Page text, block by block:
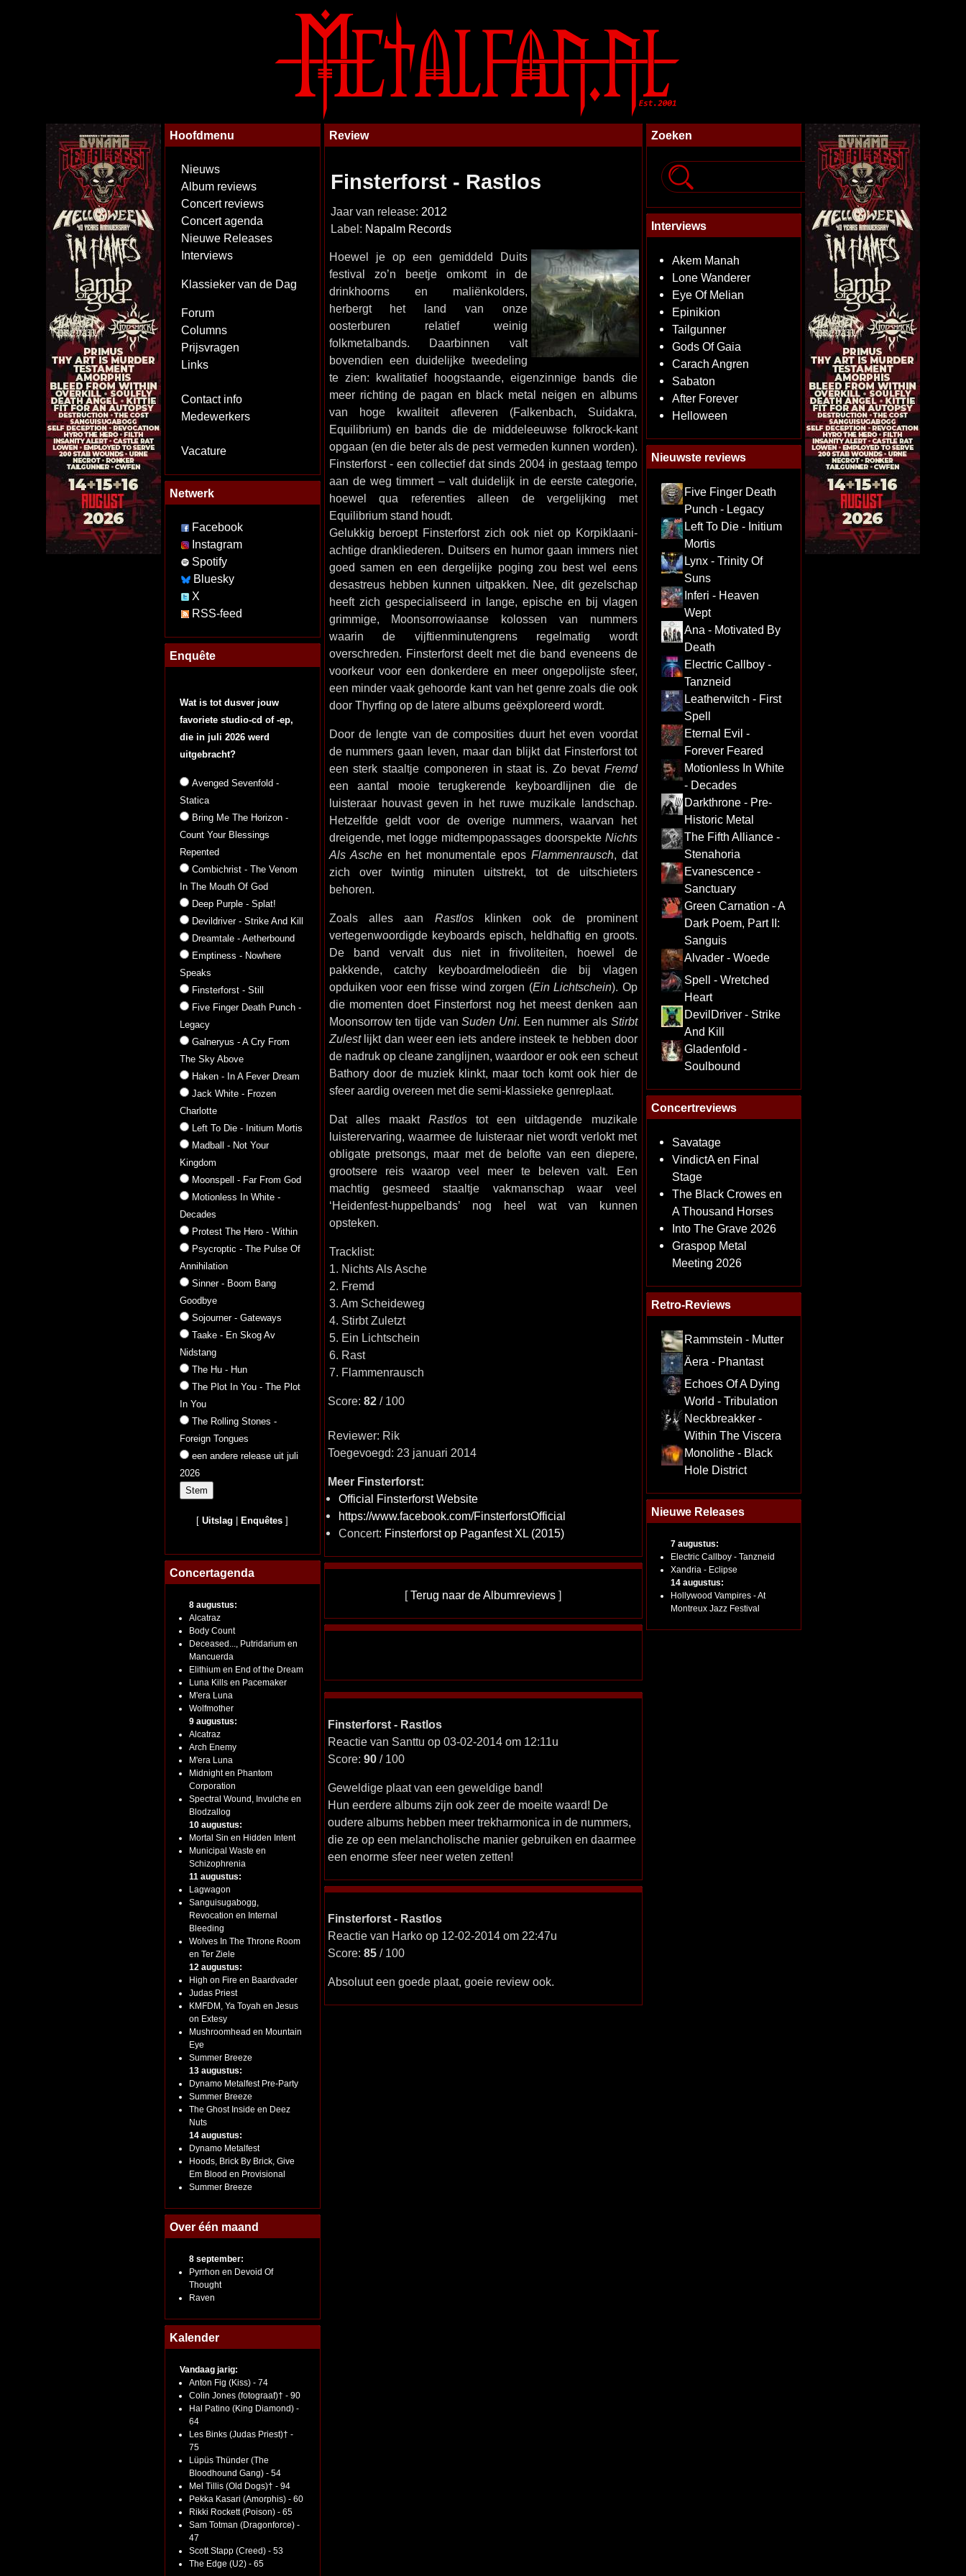
Hoofdmenu
Nieuws
Album reviews
Concert reviews
Concert agenda
Nieuwe Releases
Interviews
Klassieker van de Dag
Forum
Columns
Prijsvragen
Links
Contact info
Medewerkers
Vacature
Netwerk
Facebook
Instagram
Spotify
Bluesky
X
RSS-feed
Enquête
Wat is tot dusver jouw
favoriete studio-cd of -ep,
die in juli 2026 werd
uitgebracht?
Avenged Sevenfold -
Statica
Bring Me The Horizon -
Count Your Blessings
Repented
Combichrist - The Venom
In The Mouth Of God
Deep Purple - Splat!
Devildriver - Strike And Kill
Dreamtale - Aetherbound
Emptiness - Nowhere
Speaks
Finsterforst - Still
Five Finger Death Punch -
Legacy
Galneryus - A Cry From
The Sky Above
Haken - In A Fever Dream
Jack White - Frozen
Charlotte
Left To Die - Initium Mortis
Madball - Not Your
Kingdom
Moonspell - Far From God
Motionless In White -
Decades
Protest The Hero - Within
Psycroptic - The Pulse Of
Annihilation
Sinner - Boom Bang
Goodbye
Sojourner - Gateways
Taake - En Skog Av
Nidstang
The Hu - Hun
The Plot In You - The Plot
In You
The Rolling Stones -
Foreign Tongues
een andere release uit juli
2026
[Uitslag Enquêtes ]
Concertagenda
8 augustus:
Alcatraz
Body Count
Deceased..., Putridarium en
Mancuerda
Elithium en End of the Dream
Luna Kills en Pacemaker
M'era Luna
Wolfmother
9 augustus:
Alcatraz
Arch Enemy
M'era Luna
Midnight en Phantom
Corporation
Spectral Wound, Invulche en
Blodzallog
10 augustus:
Mortal Sin en Hidden Intent
Municipal Waste en
Schizophrenia
11 augustus:
Lagwagon
Sanguisugabogg,
Revocation en Internal
Bleeding
Wolves In The Throne Room
en Ter Ziele
12 augustus:
High on Fire en Baardvader
Judas Priest
KMFDM, Ya Toyah en Jesus
on Extesy
Mushroomhead en Mountain
Eye
Summer Breeze
13 augustus:
Dynamo Metalfest Pre-Party
Summer Breeze
The Ghost Inside en Deez
Nuts
14 augustus:
Dynamo Metalfest
Hoods, Brick By Brick, Give
Em Blood en Provisional
Summer Breeze
Over één maand
8 september:
Pyrrhon en Devoid Of
Thought
Raven
Kalender
Vandaag jarig:
Anton Fig (Kiss) - 74
Colin Jones (fotograaf)† - 90
Hal Patino (King Diamond) -
64
Les Binks (Judas Priest)† -
75
Lüpüs Thünder (The
Bloodhound Gang) - 54
Mel Tillis (Old Dogs)† - 94
Pekka Kasari (Amorphis) - 60
Rikki Rockett (Poison) - 65
Sam Totman (Dragonforce) -
47
Scott Stapp (Creed) - 53
The Edge (U2) - 65
Review
Finsterforst - Rastlos
Jaar van release: 2012
Label: Napalm Records
Hoewel je op een gemiddeld Duits
festival zo’n beetje omkomt in de
drinkhoorns en maliënkolders,
herbergt het land van onze
oosterburen relatief weinig
folkmetalbands. Daarbinnen valt
bovendien een duidelijke tweedeling
te zien: kwalitatief hoogstaande, eigenzinnige bands die
meer richting de pagan en black metal neigen en albums
van hoge kwaliteit afleveren (Falkenbach, Suidakra,
Equilibrium) en bands die de middeleeuwse folkrock-kant
opgaan (en die beter als de pest vermeden kunnen worden).
Finsterforst - een collectief dat sinds 2004 in gestaag tempo
aan de weg timmert – valt duidelijk in de eerste categorie,
hoewel qua referenties alleen de vergelijking met
Equilibrium stand houdt.
Gelukkig beroept Finsterforst zich ook niet op Korpiklaani-
achtige drankliederen. Duitsers en humor gaan immers niet
goed samen en een dergelijke poging zou best wel eens
desastreus hebben kunnen uitpakken. Nee, dit gezelschap
heeft zich gespecialiseerd in lange, epische en bij vlagen
grimmige, Moonsorrowiaanse kolossen van nummers
waarin de vijftienminutengrens regelmatig wordt
overschreden. Finsterforst deelt met die band eveneens de
voorkeur voor een donkerdere en meer ongepolijste sfeer,
een minder vaak gehoorde kant van het genre zoals die ook
door Thyrfing op de latere albums geëxploreerd wordt.
Door de lengte van de composities duurt het even voordat
de nummers gaan leven, maar dan blijkt dat Finsterforst tot
een sterk staaltje componeren in staat is. Zo bevat Fremd
een aantal mooie terugkerende keyboardlijnen die de
luisteraar houvast geven in het ruwe muzikale landschap.
Hetzelfde geldt voor de overige nummers, waarvan het
dreigende, met logge midtempopassages doorspekte Nichts
Als Ascheen het monumentale epos Flammenrausch, dat
zich over twintig minuten uitstrekt, tot de uitschieters
behoren.
Zoals alles aan Rastlosklinken ook de prominent
vertegenwoordigde keyboards episch, heldhaftig en groots.
De band vervalt dus niet in frivoliteiten, hoewel de
pakkende, catchy keyboardmelodieën die bij vlagen
opduiken voor een frisse wind zorgen (Ein Lichtschein). Op
die momenten doet Finsterforst nog het meest denken aan
Moonsorrow ten tijde vanSuden Uni. Een nummer als Stirbt
Zulestlijkt dan weer een iets andere insteek te hebben door
de nadruk op cleane zanglijnen, waardoor er ook een scheut
Bathory door de muziek klinkt, maar toch komt ook hier de
sfeer aardig overeen met die semi-klassieke genreplaat.
Dat alles maakt Rastlostot een uitdagende muzikale
luisterervaring, waarmee de luisteraar niet wordt verlokt met
obligate pretsongs, maar met de belofte van een diepere,
grootsere reis waarop veel meer te beleven valt. Een
machtig gesmeed staaltje vakmanschap waar veel
‘Heidenfest-huppelbands’ nog heel wat van kunnen
opsteken.
Tracklist:
1. Nichts Als Asche
2. Fremd
3. Am Scheideweg
4. Stirbt Zuletzt
5. Ein Lichtschein
6. Rast
7. Flammenrausch
Score: 82/ 100
Reviewer: Rik
Toegevoegd: 23 januari 2014
Meer Finsterforst:
Official Finsterforst Website
https://www.facebook.com/FinsterforstOfficial
Concert: Finsterforst op Paganfest XL (2015)
[Terug naar de Albumreviews ]
Finsterforst - Rastlos
Reactie van Santtu op 03-02-2014 om 12:11u
Score: 90/ 100
Geweldige plaat van een geweldige band!
Hun eerdere albums zijn ook zeer de moeite waard! De
oudere albums hebben meer trekharmonica in de nummers,
die ze op een melancholische manier gebruiken en daarmee
een enorme sfeer neer weten zetten!
Finsterforst - Rastlos
Reactie van Harko op 12-02-2014 om 22:47u
Score: 85/ 100
Absoluut een goede plaat, goeie review ook.
Zoeken
Interviews
Akem Manah
Lone Wanderer
Eye Of Melian
Epinikion
Tailgunner
Gods Of Gaia
Carach Angren
Sabaton
After Forever
Helloween
Nieuwste reviews
Five Finger Death
Punch - Legacy
Left To Die - Initium
Mortis
Lynx - Trinity Of
Suns
Inferi - Heaven
Wept
Ana - Motivated By
Death
Electric Callboy -
Tanzneid
Leatherwitch - First
Spell
Eternal Evil -
Forever Feared
Motionless In White
- Decades
Darkthrone - Pre-
Historic Metal
The Fifth Alliance -
Stenahoria
Evanescence -
Sanctuary
Green Carnation - A
Dark Poem, Part II:
Sanguis
Alvader - Woede
Spell - Wretched
Heart
DevilDriver - Strike
And Kill
Gladenfold -
Soulbound
Concertreviews
Savatage
VindictA en Final
Stage
The Black Crowes en
A Thousand Horses
Into The Grave 2026
Graspop Metal
Meeting 2026
Retro-Reviews
Rammstein - Mutter
Äera - Phantast
Echoes Of A Dying
World - Tribulation
Neckbreakker -
Within The Viscera
Monolithe - Black
Hole District
Nieuwe Releases
7 augustus:
Electric Callboy - Tanzneid
Xandria - Eclipse
14 augustus:
Hollywood Vampires - At
Montreux Jazz Festival